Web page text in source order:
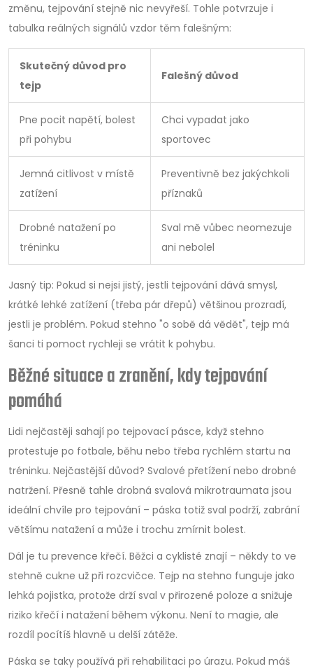
změnu, tejpování stejně nic nevyřeší. Tohle potvrzuje i
tabulka reálných signálů vzdor těm falešným:
Skutečný důvod pro
tejp
Falešný důvod
Pne pocit napětí, bolest
při pohybu
Chci vypadat jako
sportovec
Jemná citlivost v místě
zatížení
Preventivně bez jakýchkoli
příznaků
Drobné natažení po
tréninku
Sval mě vůbec neomezuje
ani nebolel
Jasný tip: Pokud si nejsi jistý, jestli tejpování dává smysl,
krátké lehké zatížení (třeba pár dřepů) většinou prozradí,
jestli je problém. Pokud stehno "o sobě dá vědět", tejp má
šanci ti pomoct rychleji se vrátit k pohybu.
Běžné situace a zranění, kdy tejpování
pomáhá
Lidi nejčastěji sahají po tejpovací pásce, když stehno
protestuje po fotbale, běhu nebo třeba rychlém startu na
tréninku. Nejčastější důvod? Svalové přetížení nebo drobné
natržení. Přesně tahle drobná svalová mikrotraumata jsou
ideální chvíle pro tejpování – páska totiž sval podrží, zabrání
většímu natažení a může i trochu zmírnit bolest.
Dál je tu prevence křečí. Běžci a cyklisté znají – někdy to ve
stehně cukne už při rozcvičce. Tejp na stehno funguje jako
lehká pojistka, protože drží sval v přirozené poloze a snižuje
riziko křečí i natažení během výkonu. Není to magie, ale
rozdíl pocítíš hlavně u delší zátěže.
Páska se taky používá při rehabilitaci po úrazu. Pokud máš